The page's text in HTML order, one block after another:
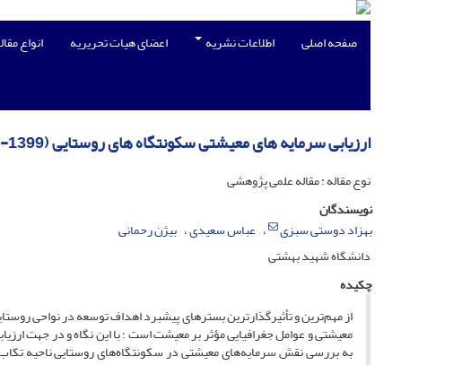
صفحه اصلی اطلاعات نشریه اعضای هیات تحریریه انواع
ارزیابی سرمایه های معیشتی سکونتگاه های روستایی (1399-1375) مورد: ناحیه تکاب (آذربایجان غربی)
نوع مقاله : مقاله علمی پژوهشی
نویسندگان
بهزاد دوستی سبزی
عباس سعیدی بیژن رحمانی
دانشگاه شهید بهشتی
چکیده
از مهم‌ترین و تأثیرگذارترین بسترهای پیشبرد اهداف توسعه در نواحی
معیشتی و عوامل جغرافیایی مؤثر بر معیشت است ؛ با این نگاه و در جهت
به بررسی نقش سرمایه‌های معیشتی در سکونتگاه‌های روستایی ناحیه